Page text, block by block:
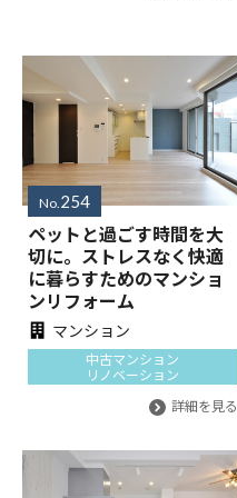
No. 254
ペットと過ごす時間を大
切に。ストレスなく快適
に暮らすためのマンショ
ンリフォーム
マンション
中古マンション
リノベーション
詳細を見る